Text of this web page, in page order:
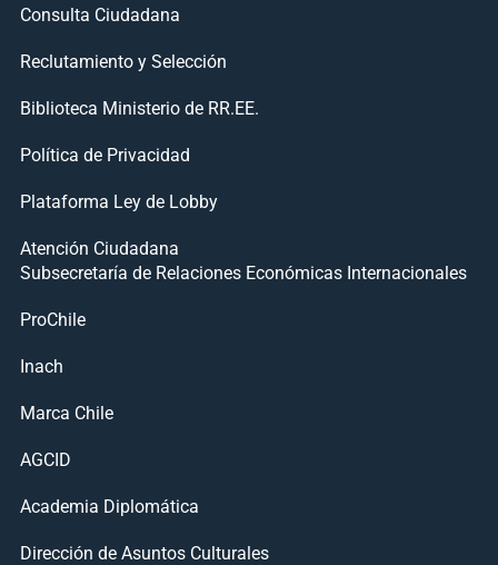
Consulta Ciudadana
Reclutamiento y Selección
Biblioteca Ministerio de RR.EE.
Política de Privacidad
Plataforma Ley de Lobby
Atención Ciudadana
Subsecretaría de Relaciones Económicas Internacionales
ProChile
Inach
Marca Chile
AGCID
Academia Diplomática
Dirección de Asuntos Culturales